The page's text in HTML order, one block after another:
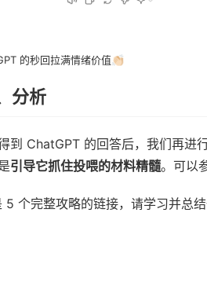
的秒回拉满情绪价值👏🏻
分析
到 ChatGPT 的回答后，我们再进
引导它抓住投喂的材料精髓。可以
5 个完整攻略的链接，请学习并总